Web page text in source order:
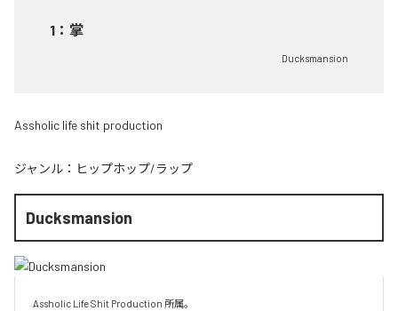
1 ： 掌
Ducksmansion
Assholic life shit production
ジャンル： ヒップホップ/ラップ
Ducksmansion
Assholic Life Shit Production 所属。